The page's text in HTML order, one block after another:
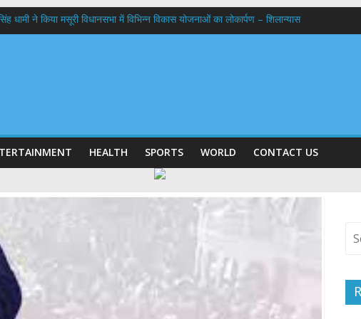
धामी ने किया मसूरी विधानसभा में विभिन्न विकास योजनाओं का लोकार्पण – शिलान्यास
देहरादून और मसूरी के विकास के लिए 25 बड़े प्रस्तावों को मिली हरी झंडी
HEALTH SPORTS WORLD CONTACT US